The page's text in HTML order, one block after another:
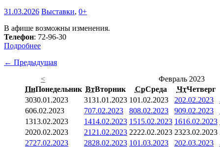
31.03.2026 Выставки, 0+
В афише возможны изменения.
Телефон: 72-96-30
Подробнее
← Предыдущая
<
Февраль 2023
ПнПонедельник ВтВторник СрСреда ЧтЧетверг
3030.01.2023 3131.01.2023 101.02.2023 202.02.2023
606.02.2023 707.02.2023 808.02.2023 909.02.2023
1313.02.2023 1414.02.2023 1515.02.2023 1616.02.2023
2020.02.2023 21 21.02.2023 2222.02.2023 2323.02.2023
2727.02.2023 2828.02.2023 101.03.2023 202.03.2023